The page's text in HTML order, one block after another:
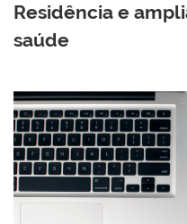
Residência e
saúde